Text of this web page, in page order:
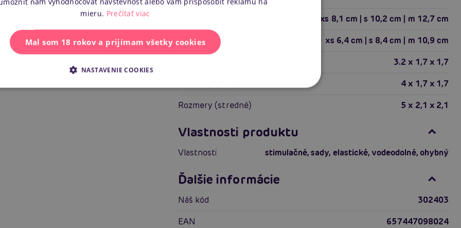
xs 8,1 cm | s 10,2 cm | m 12,7 cm
Vkladacia dĺžka
xs 6,4 cm | s 8,4 cm | m 10,9 cm
3.2 x 1,7 x 1,7
4 x 1,7 x 1,7
Rozmery (stredné)
5 x 2,1 x 2,1
Vlastnosti produktu
Vlastnosti stimulačné,sady, elastické, vodeodolné, ohybný
Ďalšie informácie
Náš kód
302403
EAN
657447098024
mieru. Prečítať viac
Mal som 18 rokov a prijímam všetky cookies
NASTAVENIE COOKIES